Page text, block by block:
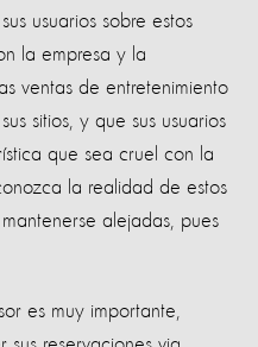
usuarios sobre estos
la empresa y la
ventas de entretenimiento
sitios, y que sus usuarios
que sea cruel con la
la realidad de estos
alejadas, pues
es muy importante,